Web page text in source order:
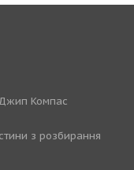
Джип Компас
з розбирання